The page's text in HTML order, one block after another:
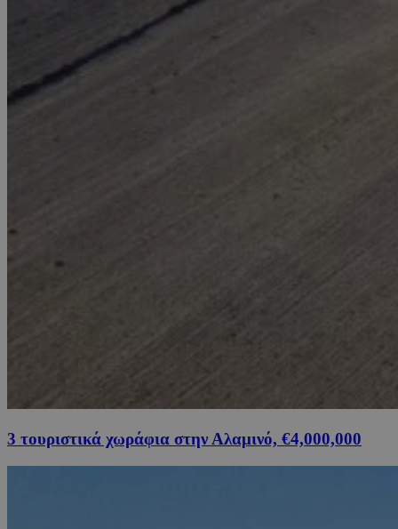
3 τουριστικά χωράφια στην Αλαμινό, €4,000,000